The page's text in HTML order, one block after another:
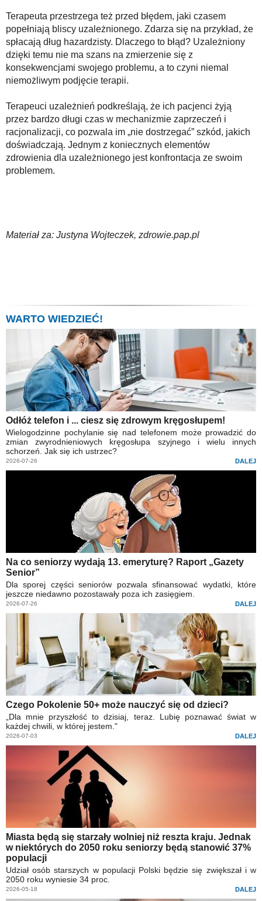
Terapeuta przestrzega też przed błędem, jaki czasem
popełniają bliscy uzależnionego. Zdarza się na przykład, że
spłacają dług hazardzisty. Dlaczego to błąd? Uzależniony
dzięki temu nie ma szans na zmierzenie się z
konsekwencjami swojego problemu, a to czyni niemal
niemożliwym podjęcie terapii.
Terapeuci uzależnień podkreślają, że ich pacjenci żyją
przez bardzo długi czas w mechanizmie zaprzeczeń i
racjonalizacji, co pozwala im „nie dostrzegać” szkód, jakich
doświadczają. Jednym z koniecznych elementów
zdrowienia dla uzależnionego jest konfrontacja ze swoim
problemem.
Materiał za: Justyna Wojteczek, zdrowie.pap.pl
WARTO WIEDZIEĆ!
Odłóż telefon i ... ciesz się zdrowym kręgosłupem!
Wielogodzinne pochylanie się nad telefonem może prowadzić do
zmian zwyrodnieniowych kręgosłupa szyjnego i wielu innych
schorzeń. Jak się ich ustrzec?
2026-07-26 DALEJ
Na co seniorzy wydają 13. emeryturę? Raport „Gazety
Senior”
Dla sporej części seniorów pozwala sfinansować wydatki, które
jeszcze niedawno pozostawały poza ich zasięgiem.
2026-07-26 DALEJ
Czego Pokolenie 50+ może nauczyć się od dzieci?
„Dla mnie przyszłość to dzisiaj, teraz. Lubię poznawać świat w
każdej chwili, w której jestem."
2026-07-03 DALEJ
Miasta będą się starzały wolniej niż reszta kraju. Jednak
w niektórych do 2050 roku seniorzy będą stanowić 37%
populacji
Udział osób starszych w populacji Polski będzie się zwiększał i w
2050 roku wyniesie 34 proc.
2026-05-18 DALEJ